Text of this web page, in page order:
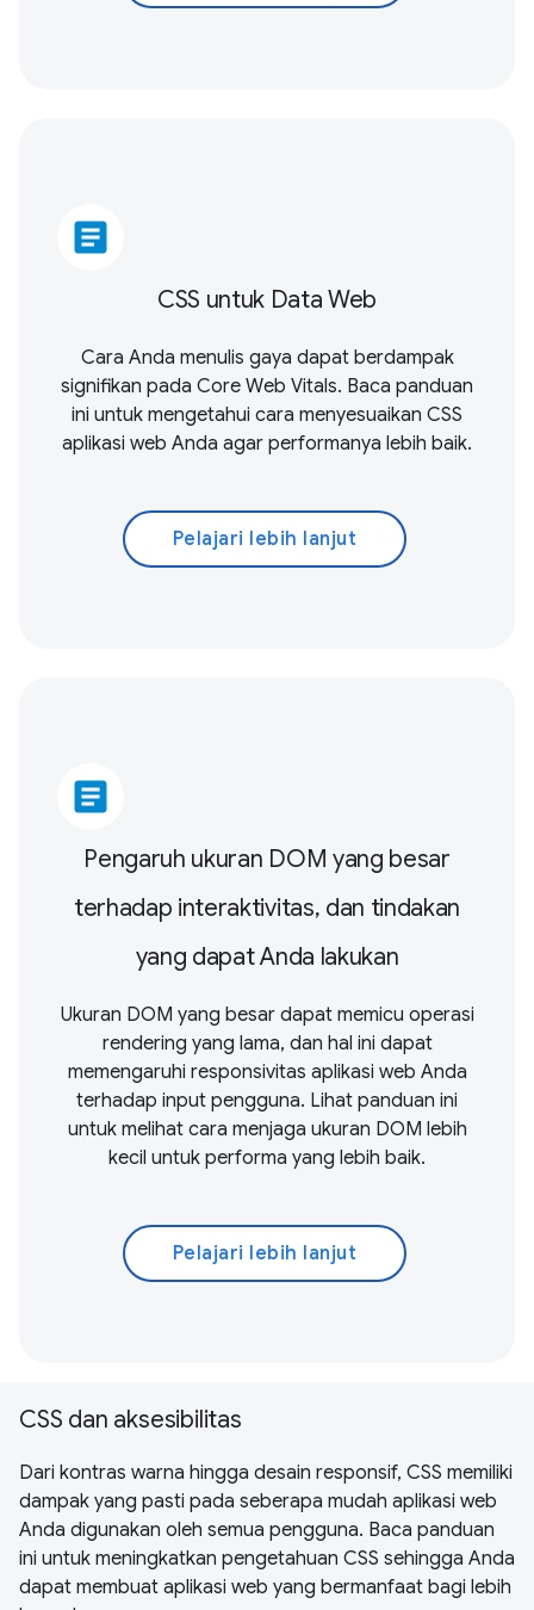
article
CSS untuk Data Web
Cara Anda menulis gaya dapat berdampak
signifikan pada Core Web Vitals. Baca panduan
ini untuk mengetahui cara menyesuaikan CSS
aplikasi web Anda agar performanya lebih baik.
Pelajari lebih lanjut
article
Pengaruh ukuran DOM yang besar
terhadap interaktivitas, dan tindakan
yang dapat Anda lakukan
Ukuran DOM yang besar dapat memicu operasi
rendering yang lama, dan hal ini dapat
memengaruhi responsivitas aplikasi web Anda
terhadap input pengguna. Lihat panduan ini
untuk melihat cara menjaga ukuran DOM lebih
kecil untuk performa yang lebih baik.
Pelajari lebih lanjut
CSS dan aksesibilitas
Dari kontras warna hingga desain responsif, CSS memiliki
dampak yang pasti pada seberapa mudah aplikasi web
Anda digunakan oleh semua pengguna. Baca panduan
ini untuk meningkatkan pengetahuan CSS sehingga Anda
dapat membuat aplikasi web yang bermanfaat bagi lebih